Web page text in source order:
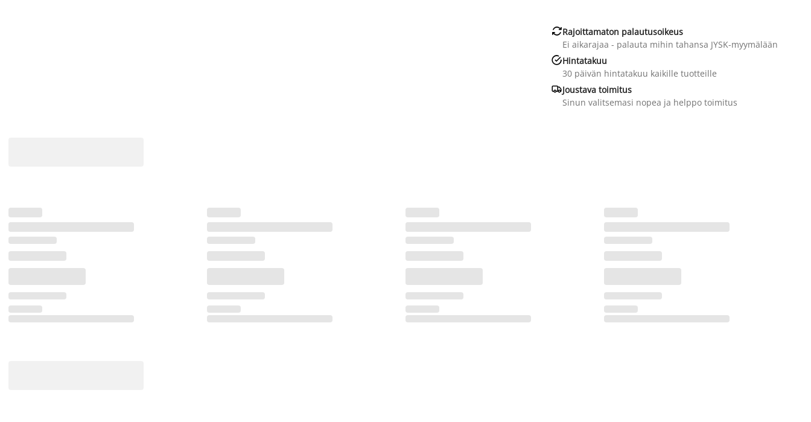
Rajoittamaton palautusoikeus
Ei aikarajaa - palauta mihin tahansa JYSK-myymälään
Hintatakuu
30 päivän hintatakuu kaikille tuotteille
Joustava toimitus
Sinun valitsemasi nopea ja helppo toimitus